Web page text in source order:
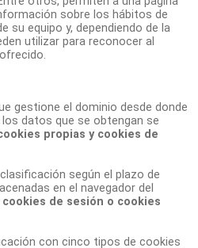
sobre los hábitos de
su equipo y, dependiendo de la
utilizar para reconocer al
gestione el dominio desde donde
datos que se obtengan se
propias y cookies de
según el plazo de
en el navegador del
cookies de sesión o cookies
con cinco tipos de cookies